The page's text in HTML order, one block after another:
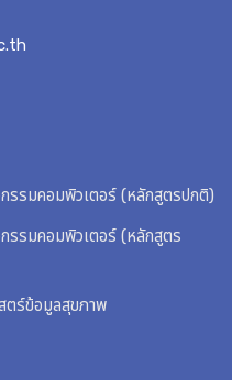
รรมคอมพิวเตอร์ (หลักสูตรปกติ)
รรมคอมพิวเตอร์ (หลักสูตร
ตร์ข้อมูลสุขภาพ